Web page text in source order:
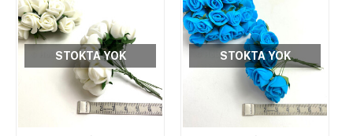
STOKTA YOK STOKTA YOK